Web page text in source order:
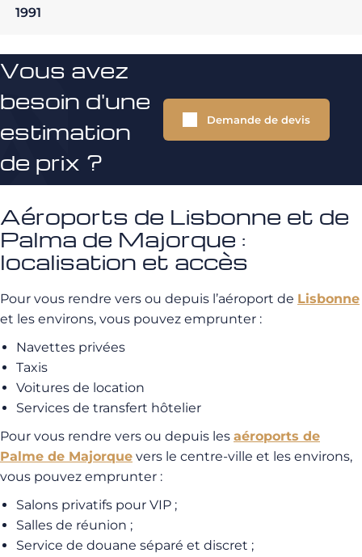
1991
Vous avez
besoin d'une
estimation
de prix ?
Demande de devis
Aéroports de Lisbonne et de
Palma de Majorque :
localisation et accès
Pour vous rendre vers ou depuis l’aéroport de Lisbonne
et les environs, vous pouvez emprunter :
Navettes privées
Taxis
Voitures de location
Services de transfert hôtelier
Pour vous rendre vers ou depuis les aéroports de
Palme de Majorque vers le centre-ville et les environs,
vous pouvez emprunter :
Salons privatifs pour VIP ;
Salles de réunion ;
Service de douane séparé et discret ;